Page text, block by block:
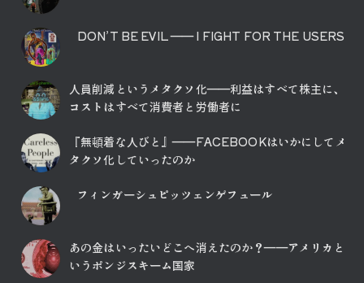
DON’T BE EVIL ―― I FIGHT FOR THE USERS
人員削減というメタクソ化――利益はすべて株主に、
コストはすべて消費者と労働者に
『無頓着な人びと』――FACEBOOKはいかにしてメ
タクソ化していったのか
フィンガーシュピッツェンゲフュール
あの金はいったいどこへ消えたのか？――アメリカと
いうポンジスキーム国家